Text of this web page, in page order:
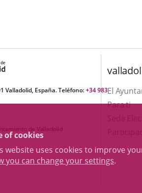
of cookies
website uses cookies to improve
you can change your settings.
Valladolid, España. Teléfono:+34 983
de Valladolid
El
Para ti